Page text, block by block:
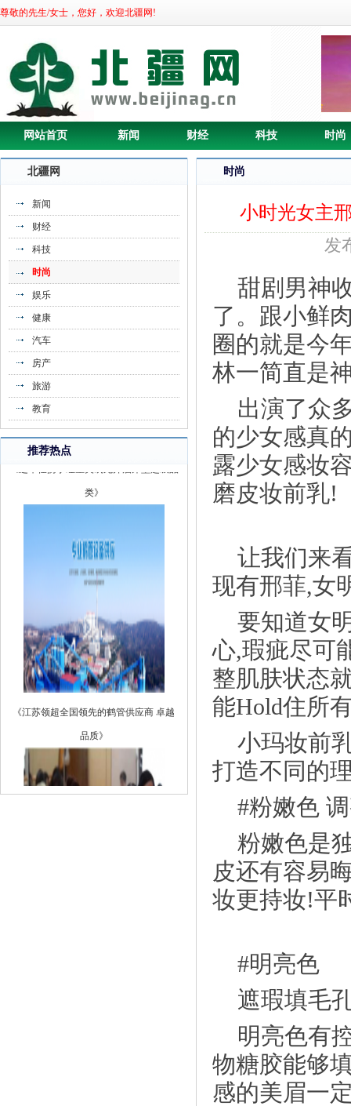
尊敬的先生/女士，您好，欢迎北疆网!
网站首页 新闻 财经 科技 时尚
北疆网
新闻
财经
科技
时尚
娱乐
健康
汽车
房产
旅游
教育
推荐热点
《芝华仕携手红星美凯龙开启床垫超级品
时尚
小时光女主
发
甜剧男神
了。跟小鲜
圈的就是今
林一简直是
出演了众
的少女感真
露少女感妆
磨皮妆前乳!
让我们来
现有邢菲,女
要知道女
心,瑕疵尽可
整肌肤状态
能Hold住所
小玛妆前
打造不同的
#粉嫩色
粉嫩色是
皮还有容易
妆更持妆!平
#明亮色
遮瑕填毛
明亮色有
物糖胶能够
感的美眉一